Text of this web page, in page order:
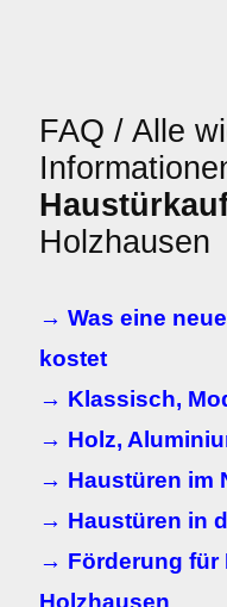
FAQ / Alle
Holzhausen
→ Was eine
kostet
→ Klassisch,
→ Holz,
→ Haustüren im
→ Haustüren in
→ Förderung für
Holzhausen